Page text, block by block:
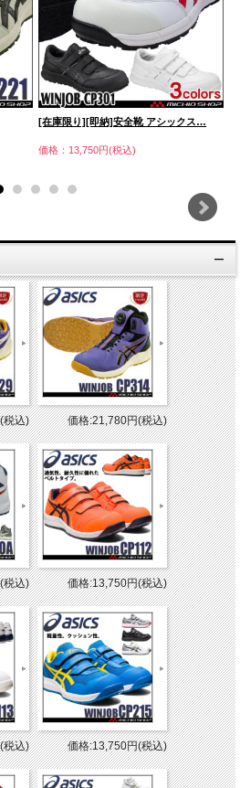
[在庫限り][即納]安全靴 アシックス…
価格：13,750円(税込)
税込) 価格:21,780円(税込)
税込) 価格:13,750円(税込)
税込) 価格:13,750円(税込)